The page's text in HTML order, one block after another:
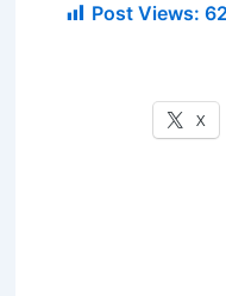
Post Views: 62
X